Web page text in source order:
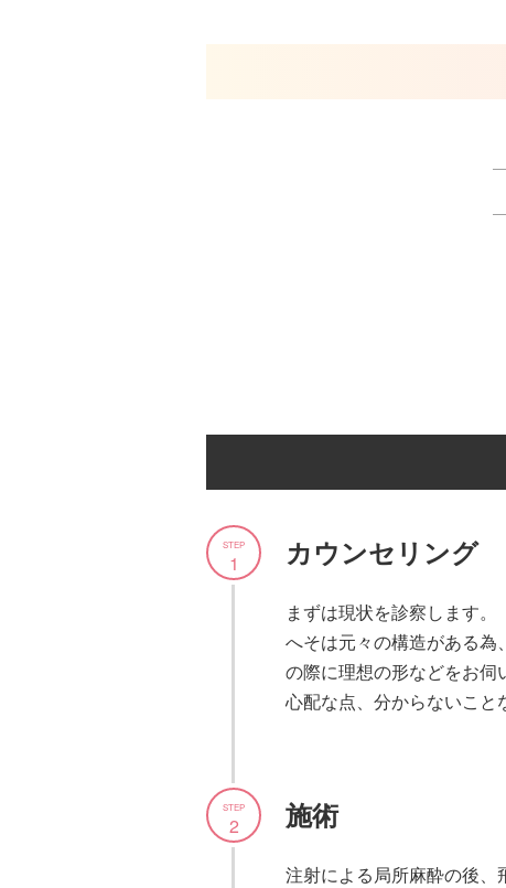
カウンセリング
まずは現状を診察します。
へそは元々の構造がある
の際に理想の形などをお伺
心配な点、分からないこと
STEP
1
施術
注射による局所麻酔の後、
STEP
2